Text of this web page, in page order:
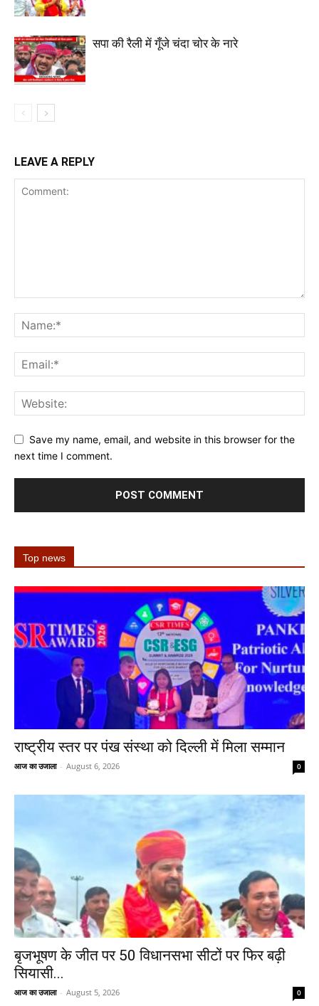
सपा की रैली में गूँजे चंदा चोर के नारे
LEAVE A REPLY
Save my name, email, and website in this browser for the
next time I comment.
Top news
राष्ट्रीय स्तर पर पंख संस्था को दिल्ली में मिला सम्मान
आज का उजाला - August 6, 2026 0
बृजभूषण के जीत पर 50 विधानसभा सीटों पर फिर बढ़ी
सियासी...
आज का उजाला - August 5, 2026 0